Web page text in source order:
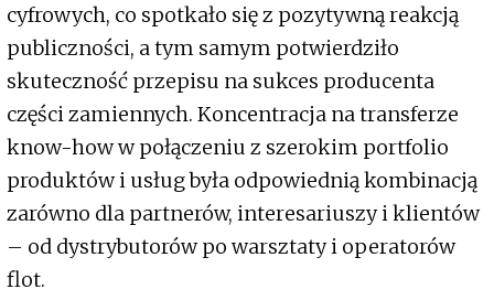
cyfrowych, co spotkało się z pozytywną reakcją
publiczności, a tym samym potwierdziło
skuteczność przepisu na sukces producenta
części zamiennych. Koncentracja na transferze
know-how w połączeniu z szerokim portfolio
produktów i usług była odpowiednią kombinacją
zarówno dla partnerów, interesariuszy i klientów
– od dystrybutorów po warsztaty i operatorów
flot.